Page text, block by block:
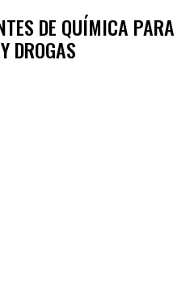
DE QUÍMICA PARA
DROGAS